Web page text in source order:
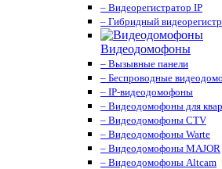
– Видеорегистратор IP
– Гибридный
Видеодомофоны
– Вызывные панели
– Беспроводные
– IP-видеодомофоны
– Видеодомофоны для
– Видеодомофоны CTV
– Видеодомофоны Warte
– Видеодомофоны MAJOR
– Видеодомофоны Altcam